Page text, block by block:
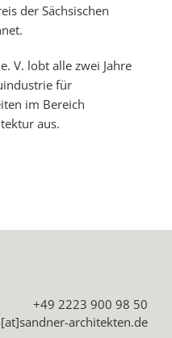
der Sächsischen
V. lobt alle zwei Jahre
für
im Bereich
aus.
+49 2223 900 98 50
architekten.de